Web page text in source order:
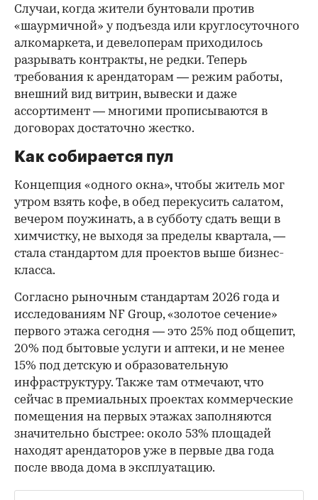
Случаи, когда жители бунтовали против
«шаурмичной» у подъезда или круглосуточного
алкомаркета, и девелоперам приходилось
разрывать контракты, не редки. Теперь
требования к арендаторам — режим работы,
внешний вид витрин, вывески и даже
ассортимент — многими прописываются в
договорах достаточно жестко.
Как собирается пул
Концепция «одного окна», чтобы житель мог
утром взять кофе, в обед перекусить салатом,
вечером поужинать, а в субботу сдать вещи в
химчистку, не выходя за пределы квартала, —
стала стандартом для проектов выше бизнес-
класса.
Согласно рыночным стандартам 2026 года и
исследованиям NF Group, «золотое сечение»
первого этажа сегодня — это 25% под общепит,
20% под бытовые услуги и аптеки, и не менее
15% под детскую и образовательную
инфраструктуру. Также там отмечают, что
сейчас в премиальных проектах коммерческие
помещения на первых этажах заполняются
значительно быстрее: около 53% площадей
находят арендаторов уже в первые два года
после ввода дома в эксплуатацию.